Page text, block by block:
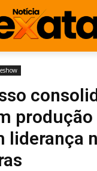
produção
liderança